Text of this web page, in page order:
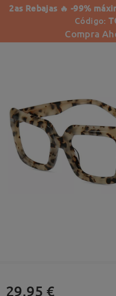
2as Rebajas 🔥 -99%
Código:
Compra
29,95 €